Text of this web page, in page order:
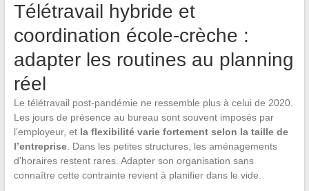
Télétravail hybride et
coordination école-crèche :
adapter les routines au planning
réel
Le télétravail post-pandémie ne ressemble plus à celui de 2020.
Les jours de présence au bureau sont souvent imposés par
l’employeur, et la flexibilité varie fortement selon la taille de
l’entreprise. Dans les petites structures, les aménagements
d’horaires restent rares. Adapter son organisation sans
connaître cette contrainte revient à planifier dans le vide.